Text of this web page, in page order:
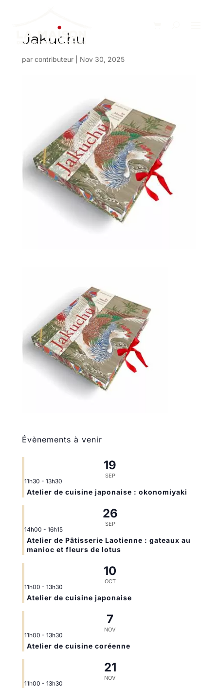
Jakuchu
par contributeur| Nov 30, 2025
Évènements à venir
19
SEP
11h30 - 13h30
Atelier de cuisine japonaise : okonomiyaki
26
SEP
14h00 - 16h15
Atelier de Pâtisserie Laotienne : gateaux au
manioc et fleurs de lotus
10
OCT
11h00 - 13h30
Atelier de cuisine japonaise
7
NOV
11h00 - 13h30
Atelier de cuisine coréenne
21
NOV
11h00 - 13h30